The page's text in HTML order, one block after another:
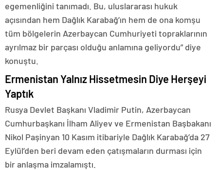
egemenliğini tanımadı. Bu, uluslararası hukuk
açısından hem Dağlık Karabağ’ın hem de ona komşu
tüm bölgelerin Azerbaycan Cumhuriyeti topraklarının
ayrılmaz bir parçası olduğu anlamına geliyordu” diye
konuştu.
Ermenistan Yalnız Hissetmesin Diye Herşeyi
Yaptık
Rusya Devlet Başkanı Vladimir Putin, Azerbaycan
Cumhurbaşkanı İlham Aliyev ve Ermenistan Başbakanı
Nikol Paşinyan 10 Kasım itibariyle Dağlık Karabağ’da 27
Eylül’den beri devam eden çatışmaların durması için
bir anlaşma imzalamıştı.